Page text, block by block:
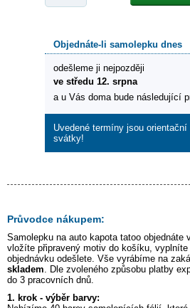
Objednáte-li samolepku dnes
odešleme ji nejpozději
ve středu 12. srpna
a u Vás doma bude následující
Uvedené termíny jsou
svátky!
Průvodce nákupem:
Samolepku na auto kapota tatoo objednáte
vložíte připravený motiv do košíku,
objednávku odešlete. Vše vyrábíme na
skladem . Dle zvoleného způsobu platby
do 3 pracovních dnů.
1. krok - výběr barvy: